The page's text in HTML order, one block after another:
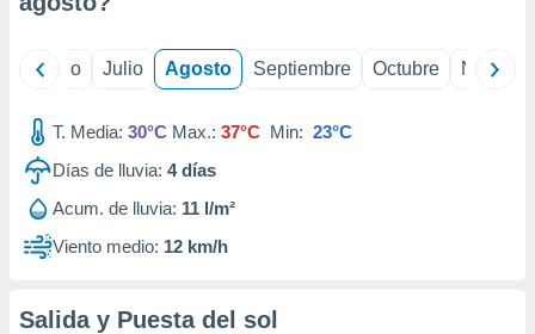
1199
Junio Julio Agosto Septiembre Octubre
T. Media: 30°C Max.: 37°C Min: 23°C
Días de lluvia: 4días
Acum. de lluvia: 11 l/m²
Viento medio: 12 km/h
Salida y Puesta del sol